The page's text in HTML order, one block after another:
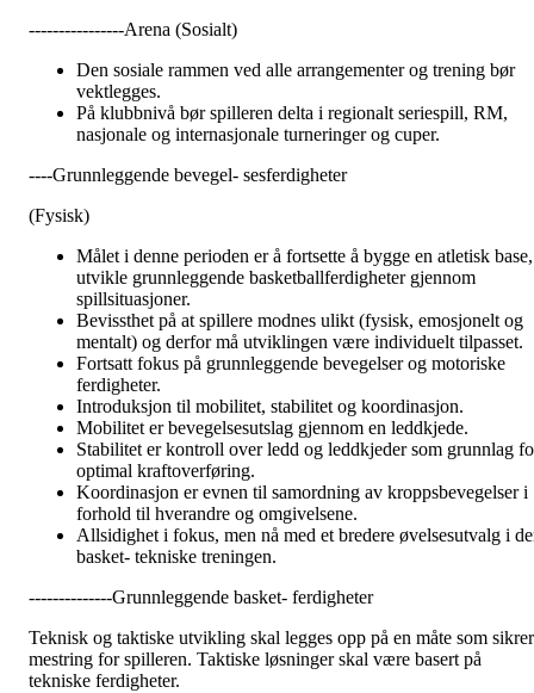
----------------Arena (Sosialt)
Den sosiale rammen ved alle arrangementer og trening bør
vektlegges.
På klubbnivå bør spilleren delta i regionalt seriespill, RM,
nasjonale og internasjonale turneringer og cuper.
----Grunnleggende bevegel- sesferdigheter
(Fysisk)
Målet i denne perioden er å fortsette å bygge en atletisk base,
utvikle grunnleggende basketballferdigheter gjennom
spillsituasjoner.
Bevissthet på at spillere modnes ulikt (fysisk, emosjonelt og
mentalt) og derfor må utviklingen være individuelt tilpasset.
Fortsatt fokus på grunnleggende bevegelser og motoriske
ferdigheter.
Introduksjon til mobilitet, stabilitet og koordinasjon.
Mobilitet er bevegelsesutslag gjennom en leddkjede.
Stabilitet er kontroll over ledd og leddkjeder som grunnlag
optimal kraftoverføring.
Koordinasjon er evnen til samordning av kroppsbevegelser i
forhold til hverandre og omgivelsene.
Allsidighet i fokus, men nå med et bredere øvelsesutvalg i
basket- tekniske treningen.
--------------Grunnleggende basket- ferdigheter
Teknisk og taktiske utvikling skal legges opp på en måte som sikrer
mestring for spilleren. Taktiske løsninger skal være basert på
tekniske ferdigheter.